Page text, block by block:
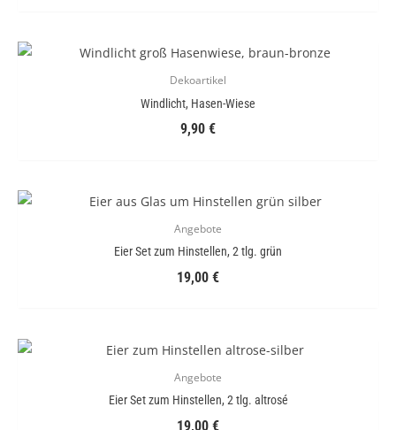
Dekoartikel
Windlicht, Hasen-Wiese
9,90 €
Angebote
Eier Set zum Hinstellen, 2 tlg. grün
19,00 €
Angebote
Eier Set zum Hinstellen, 2 tlg. altrosé
19,00 €